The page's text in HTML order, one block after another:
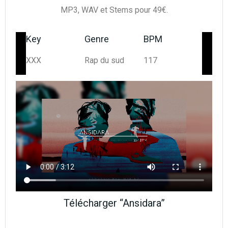
MP3, WAV et Stems pour 49€.
Key
XXX
Genre
Rap du sud
BPM
117
Télécharger “Ansidara”